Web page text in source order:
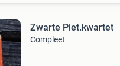
Zwarte Piet.kwartet
Compleet